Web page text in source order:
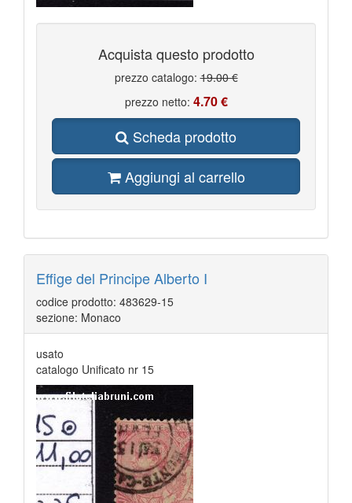
Acquista questo prodotto
prezzo catalogo:19.00 €
prezzo netto: 4.70 €
Scheda prodotto
Aggiungi al carrello
Effige del Principe Alberto I
codice prodotto: 483629-15
sezione: Monaco
usato
catalogo Unificato nr 15